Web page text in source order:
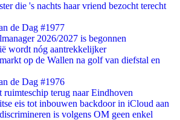
die 's nachts haar vriend bezocht terecht
de Dag #1977
2026/2027 is begonnen
wordt nóg aantrekkelijker
op de Wallen na golf van diefstal en
de Dag #1976
terug naar Eindhoven
eis tot inbouwen backdoor in iCloud aan
is volgens OM geen enkel